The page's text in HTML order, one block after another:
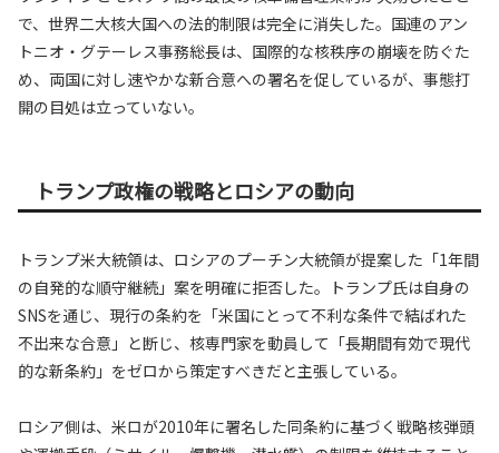
で、世界二大核大国への法的制限は完全に消失した。国連のアン
トニオ・グテーレス事務総長は、国際的な核秩序の崩壊を防ぐた
め、両国に対し速やかな新合意への署名を促しているが、事態打
開の目処は立っていない。
トランプ政権の戦略とロシアの動向
トランプ米大統領は、ロシアのプーチン大統領が提案した「1年間
の自発的な順守継続」案を明確に拒否した。トランプ氏は自身の
SNSを通じ、現行の条約を「米国にとって不利な条件で結ばれた
不出来な合意」と断じ、核専門家を動員して「長期間有効で現代
的な新条約」をゼロから策定すべきだと主張している。
ロシア側は、米ロが2010年に署名した同条約に基づく戦略核弾頭